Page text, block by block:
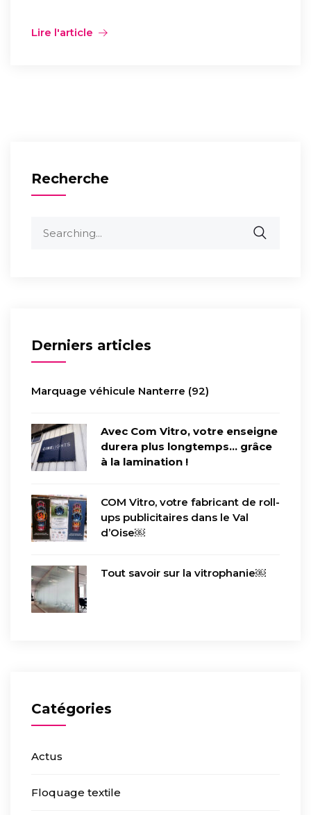
Lire l'article
Recherche
Derniers articles
Marquage véhicule Nanterre (92)
Avec Com Vitro, votre enseigne
durera plus longtemps… grâce
à la lamination !
COM Vitro, votre fabricant de roll-
ups publicitaires dans le Val
d’Oise￼
Tout savoir sur la vitrophanie￼
Catégories
Actus
Floquage textile